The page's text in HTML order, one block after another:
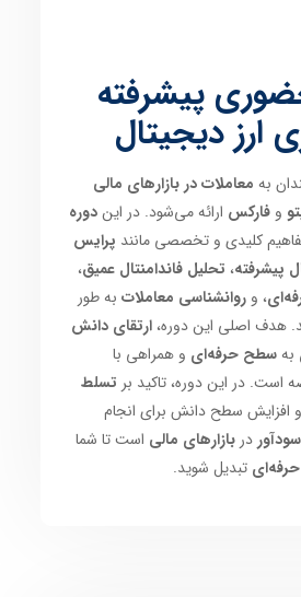
پیشرفته
ارز دیجیتال
به معاملات در بازارهای مالی
وفارکس ارائه می‌شود. در ایندوره
کلیدی و تخصصی مانند پرایس
پیشرفته، تحلیل فاندامنتال عمیق،
، وروانشناسی معاملات به طور
هدف اصلی این دوره،ارتقای دانش
بهسطح حرفه‌ای و همراهی با
است. در این دوره، تاکید بر تسلط
و افزایش سطح دانش برای انجام
دربازارهای مالی است تا شما
تبدیل شوید.